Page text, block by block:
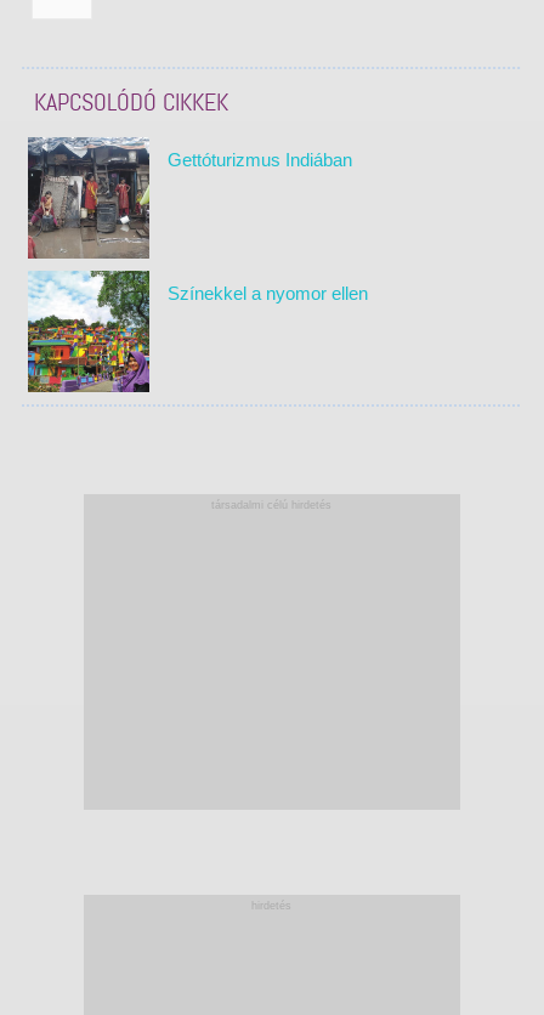
KAPCSOLÓDÓ CIKKEK
Gettóturizmus Indiában
Színekkel a nyomor ellen
társadalmi célú hirdetés
hirdetés